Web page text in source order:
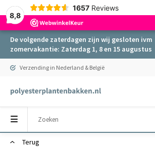
8,8
1657 Reviews
De volgende zaterdagen zijn wij gesloten ivm
zomervakantie: Zaterdag 1, 8 en 15 augustus
Verzending in Nederland & België
Terug